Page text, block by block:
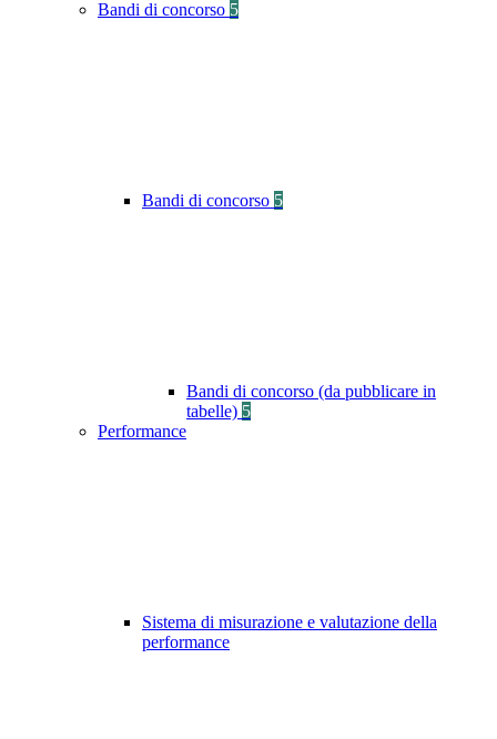
Bandi di concorso 5
Bandi di concorso 5
Bandi di concorso (da pubblicare in
tabelle) 5
Performance
Sistema di misurazione e valutazione della
performance